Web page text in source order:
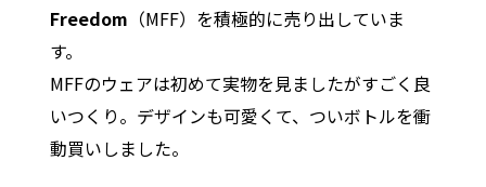
Freedom （MFF）を積極的に売り出していま
す。
MFFのウェアは初めて実物を見ましたがすごく良
いつくり。デザインも可愛くて、ついボトルを衝
動買いしました。